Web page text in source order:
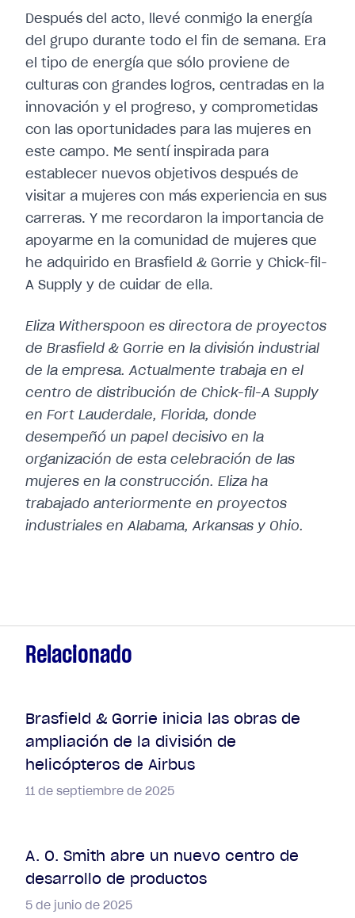
Después del acto, llevé conmigo la energía
del grupo durante todo el fin de semana. Era
el tipo de energía que sólo proviene de
culturas con grandes logros, centradas en la
innovación y el progreso, y comprometidas
con las oportunidades para las mujeres en
este campo. Me sentí inspirada para
establecer nuevos objetivos después de
visitar a mujeres con más experiencia en sus
carreras. Y me recordaron la importancia de
apoyarme en la comunidad de mujeres que
he adquirido en Brasfield & Gorrie y Chick-fil-
A Supply y de cuidar de ella.
Eliza Witherspoon es directora de proyectos
de Brasfield & Gorrie en la división industrial
de la empresa. Actualmente trabaja en el
centro de distribución de Chick-fil-A Supply
en Fort Lauderdale, Florida, donde
desempeñó un papel decisivo en la
organización de esta celebración de las
mujeres en la construcción. Eliza ha
trabajado anteriormente en proyectos
industriales en Alabama, Arkansas y Ohio.
Relacionado
Brasfield & Gorrie inicia las obras de
ampliación de la división de
helicópteros de Airbus
11 de septiembre de 2025
A. O. Smith abre un nuevo centro de
desarrollo de productos
5 de junio de 2025